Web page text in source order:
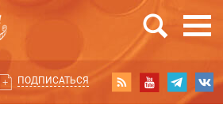
ПОДПИСАТЬСЯ